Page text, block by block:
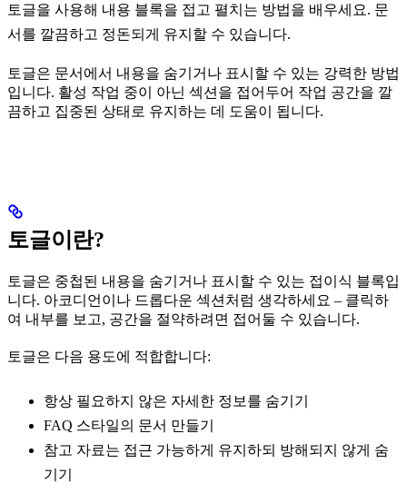
토글을 사용해 내용 블록을 접고 펼치는 방법을 배우세요. 문
서를 깔끔하고 정돈되게 유지할 수 있습니다.
토글은 문서에서 내용을 숨기거나 표시할 수 있는 강력한 방법
입니다. 활성 작업 중이 아닌 섹션을 접어두어 작업 공간을 깔
끔하고 집중된 상태로 유지하는 데 도움이 됩니다.
토글이란?
토글은 중첩된 내용을 숨기거나 표시할 수 있는 접이식 블록입
니다. 아코디언이나 드롭다운 섹션처럼 생각하세요 – 클릭하
여 내부를 보고, 공간을 절약하려면 접어둘 수 있습니다.
토글은 다음 용도에 적합합니다:
항상 필요하지 않은 자세한 정보를 숨기기
FAQ 스타일의 문서 만들기
참고 자료는 접근 가능하게 유지하되 방해되지 않게 숨
기기